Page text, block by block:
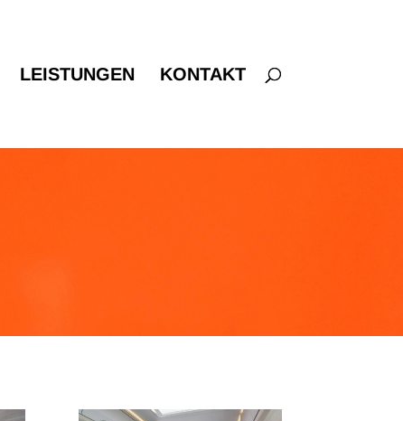
LEISTUNGEN KONTAKT